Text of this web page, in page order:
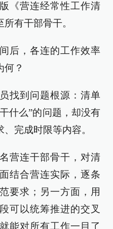
《营连经常性工作清
有干部骨干。
后，各连的工作效率
何？
找到问题根源：清单
什么”的问题，却没有
完成时限等内容。
营连干部骨干，对清
结合营连实际，逐条
要求；另一方面，用
可以统筹推进的交叉
能对所有工作一目了